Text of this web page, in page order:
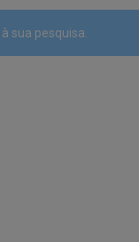
sua pesquisa.